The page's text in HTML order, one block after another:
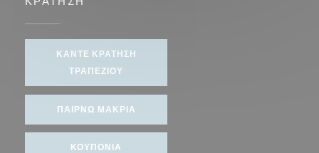
ΚΆΝΤΕ ΚΡΆΤΗΣΗ
ΤΡΑΠΕΖΙΟΎ
ΠΑΊΡΝΩ ΜΑΚΡΙΆ
ΚΟΥΠΌΝΙΑ